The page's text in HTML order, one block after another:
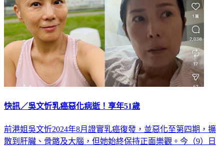
快訊／吳文忻乳癌惡化病逝！享年51歲
前港姐吳文忻2024年8月證實乳癌復發，並惡化至第四期，擴
散到肝臟、骨骼及大腦，但她始終保持正面樂觀。今（9）日